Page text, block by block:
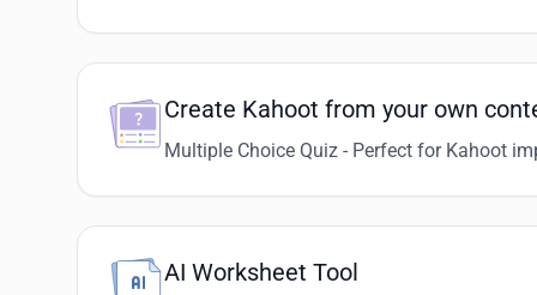
Create Kahoot from your own
Multiple Choice Quiz - Perfect for Kahoot
AI Worksheet Tool